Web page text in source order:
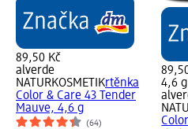
89,50 Kč
alverde
NATURKOSMETIKrtěnka
Color & Care 43 Tender
Mauve, 4,6 g
(64)
4,6